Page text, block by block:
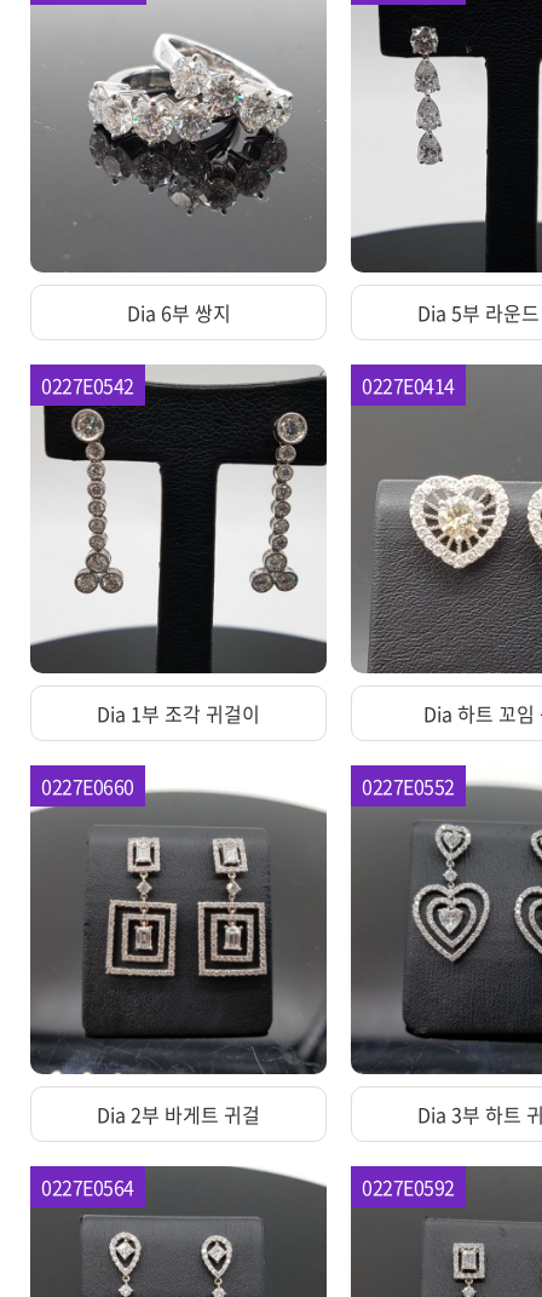
Dia 6부 쌍지 Dia 5부 라운
0227E0542
Dia 1부 조각 귀걸이
0227E0414
Dia 하트 꼬임
0227E0660
Dia 2부 바게트 귀걸
0227E0552
Dia 3부 하트
0227E0564 0227E0592